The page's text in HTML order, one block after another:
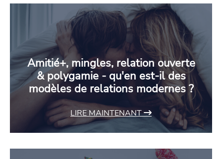
Amitié+, mingles, relation ouverte
& polygamie - qu'en est-il des
modèles de relations modernes ?
LIRE MAINTENANT